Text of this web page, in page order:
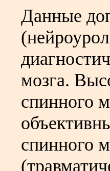
Данные
мозга.
спинного
спинного